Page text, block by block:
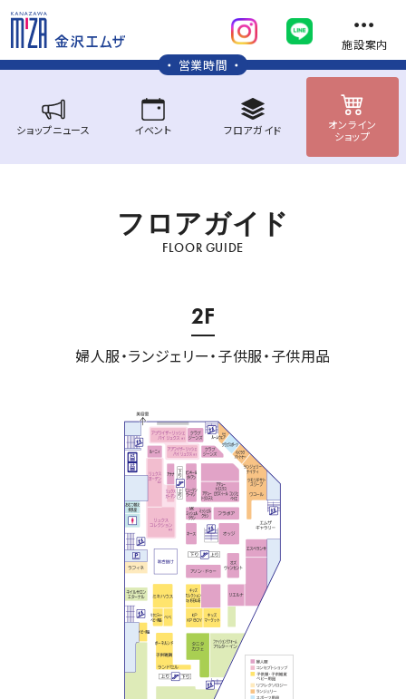
施設案内
営業時間
ショップニュース イベント フロアガイド
オンライン
ショップ
フ ロ アガイ ド
FLOOR GUIDE
2F
婦人服・ランジェリー・子供服・子供用品